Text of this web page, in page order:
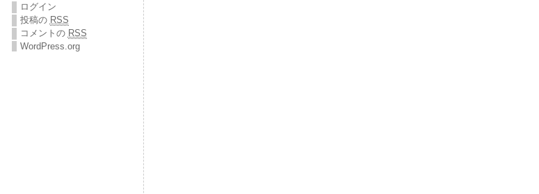
ログイン
投稿の RSS
コメントの RSS
WordPress.org